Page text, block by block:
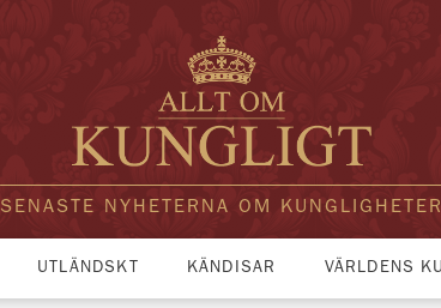
SENASTE NYHETERNA OM KUNGLIGHETER
UTLÄNDSKT KÄNDISAR VÄRLDENS